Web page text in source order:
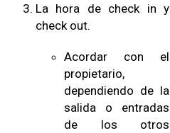
La hora de check in y
check out.
Acordar con el
propietario,
dependiendo de la
salida o entradas
de los otros